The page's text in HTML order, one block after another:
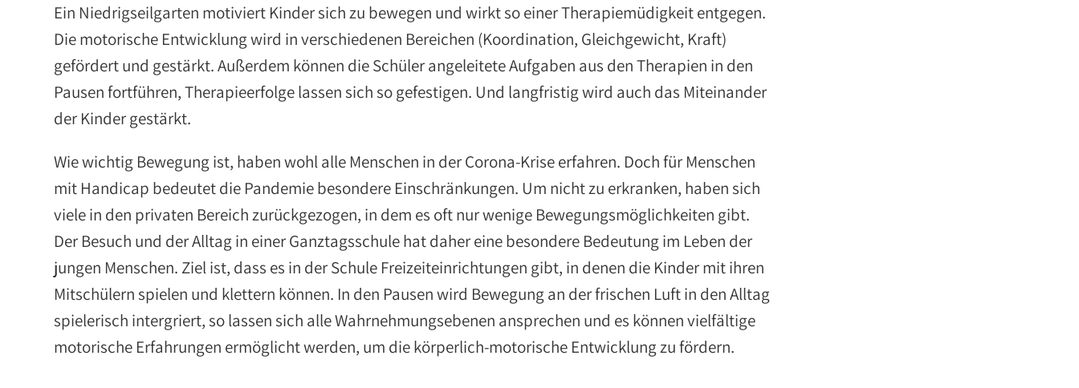
Ein Niedrigseilgarten motiviert Kinder sich zu bewegen und wirkt so einer Therapiemüdigkeit entgegen.
Die motorische Entwicklung wird in verschiedenen Bereichen (Koordination, Gleichgewicht, Kraft)
gefördert und gestärkt. Außerdem können die Schüler angeleitete Aufgaben aus den Therapien in den
Pausen fortführen, Therapieerfolge lassen sich so gefestigen. Und langfristig wird auch das Miteinander
der Kinder gestärkt.
Wie wichtig Bewegung ist, haben wohl alle Menschen in der Corona-Krise erfahren. Doch für Menschen
mit Handicap bedeutet die Pandemie besondere Einschränkungen. Um nicht zu erkranken, haben sich
viele in den privaten Bereich zurückgezogen, in dem es oft nur wenige Bewegungsmöglichkeiten gibt.
Der Besuch und der Alltag in einer Ganztagsschule hat daher eine besondere Bedeutung im Leben der
jungen Menschen. Ziel ist, dass es in der Schule Freizeiteinrichtungen gibt, in denen die Kinder mit ihren
Mitschülern spielen und klettern können. In den Pausen wird Bewegung an der frischen Luft in den Alltag
spielerisch intergriert, so lassen sich alle Wahrnehmungsebenen ansprechen und es können vielfältige
motorische Erfahrungen ermöglicht werden, um die körperlich-motorische Entwicklung zu fördern.